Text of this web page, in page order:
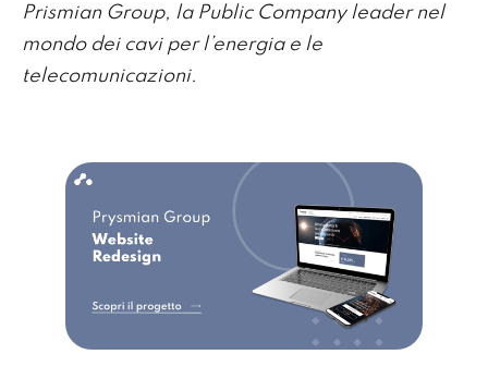
Prismian Group, la Public Company leader nel
mondo dei cavi per l’energia e le
telecomunicazioni.